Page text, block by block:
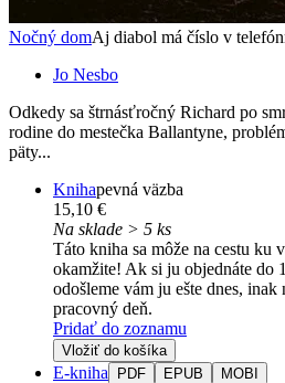
Nočný domAj diabol má číslo v
Jo Nesbo
Odkedy sa štrnásťročný Richard po
rodine do mestečka Ballantyne,
päty...
Knihapevná väzba
15,10 €
Na sklade > 5 ks
Táto kniha sa môže na cestu ku
okamžite! Ak si ju objednáte do
odošleme vám ju ešte dnes, inak
pracovný deň.
Pridať do zoznamu
Vložiť do košíka
E-kniha PDF EPUB MOBI